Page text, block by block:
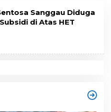
Sanggau Diduga
di Atas HET